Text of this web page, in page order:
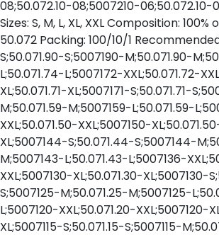
08;50.072.10-08;5007210-
Sizes: S, M, L, XL, XXL Composition:
50.072 Packing: 100/10/1
S;50.071.90-S;5007190-M;50.071.90-
L;50.071.74-L;5007172-XXL;50.071.72-
XL;50.071.71-XL;5007171-S;50.071.71-
M;50.071.59-M;5007159-L;50.071.59-
XXL;50.071.50-XXL;5007150-
XL;5007144-S;50.071.44-S;5007144-
M;5007143-L;50.071.43-L;5007136-
XXL;5007130-XL;50.071.30-XL;5007130-
S;5007125-M;50.071.25-M;5007125-
L;5007120-XXL;50.071.20-XXL;5007120-
XL;5007115-S;50.071.15-S;5007115-